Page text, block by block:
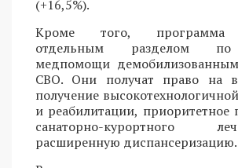
(+16,5%).
Кроме того, программа
отдельным разделом по
медпомощи
СВО. Они получат право на
получение
и реабилитации, приоритетное
санаторно-курортного
расширенную диспансеризацию.